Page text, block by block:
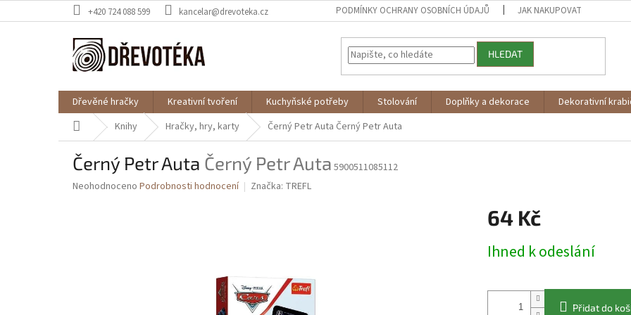
na
+420 724 088 599 kancelar@drevoteka.cz PODMÍNKY OCHRANY OSOBNÍCH ÚDAJŮ JAK NAKUPOVAT
HLEDAT
Dřevěné hračky Kreativní tvoření Kuchyňské potřeby Stolování Doplňky a dekorace Dekorativní
Domů Knihy Hračky, hry, karty Černý Petr Auta Černý Petr Auta
Černý Petr Auta Černý Petr Auta 5900511085112
Průměrné
Neohodnoceno Podrobnosti hodnocení Značka: TREFL
64 Kč
cena:
Ihned k odeslání
Přidat do